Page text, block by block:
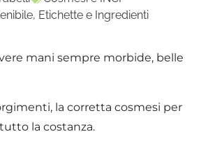
, Etichette e Ingredienti
mani sempre morbide, belle
la corretta cosmesi per
la costanza.